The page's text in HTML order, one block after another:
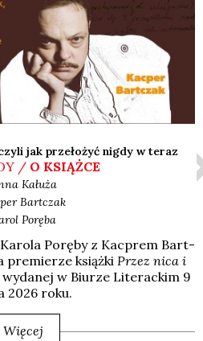
jak przełożyć nigdy w teraz
/ O KSIĄŻCE
Kałuża
Bartczak
Poręba
Karo­la Porę­by z Kac­prem Bart­
pre­mie­rze książ­ki Przez nica i
w Biu­rze Lite­rac­kim 9
2026 roku.
Więcej